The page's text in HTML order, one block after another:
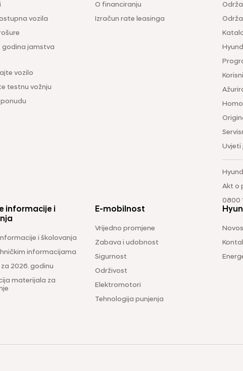
vozila
godina jamstva
vozilo
testnu vožnju
O financiranju
Izračun rate leasinga
Uvjeti
Akt o
0800
informacije i
i školovanja
informacijama
2026. godinu
materijala za
E-mobilnost
Vrijedno promjene
Zabava i udobnost
Sigurnost
Održivost
Elektromotori
Tehnologija punjenja